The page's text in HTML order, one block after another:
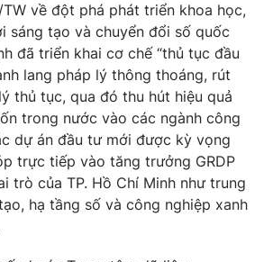
Podcast
Infographic
Shorts video
VTV Thể thao
về đột phá phát triển khoa học,
sáng tạo và chuyển đổi số quốc
đã triển khai cơ chế “thủ tục đầu
lang pháp lý thông thoáng, rút
thủ tục, qua đó thu hút hiệu quả
trong nước vào các ngành công
dự án đầu tư mới được kỳ vọng
trực tiếp vào tăng trưởng GRDP
trò của TP. Hồ Chí Minh như trung
hạ tầng số và công nghiệp xanh